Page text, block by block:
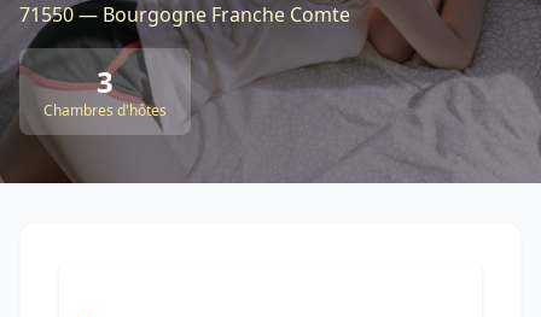
71550 — Bourgogne Franche Comte
3
Chambres d'hôtes